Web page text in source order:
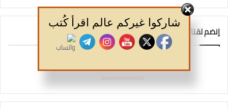
إنضم لقناتنا
شاركوا غيركم عالم اقرأ كُتب